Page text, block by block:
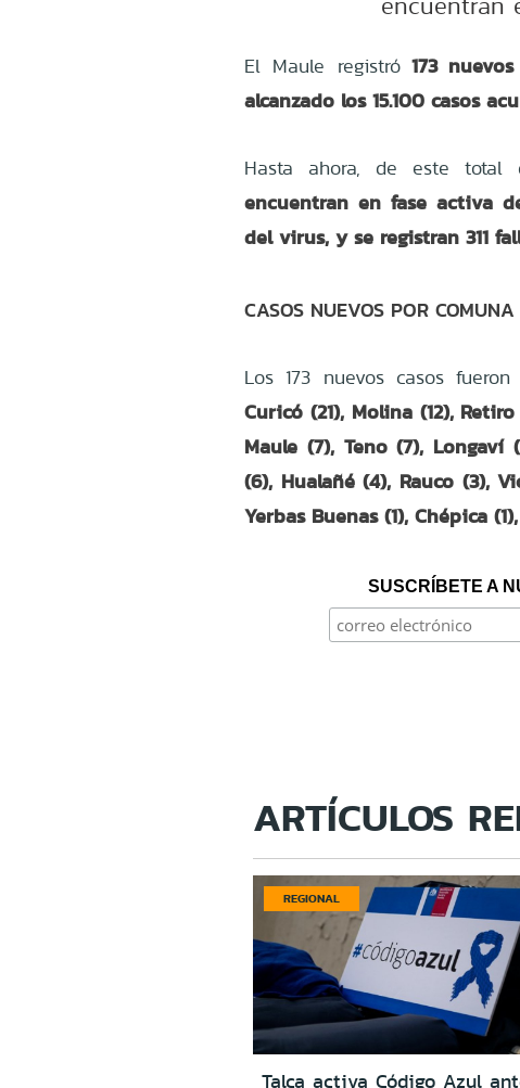
El Maule registró173
alcanzado los 15.100 casos
Hasta ahora, de este total
encuentran en fase activa
del virus, y se registran 311
CASOS NUEVOS POR COMUNA
Los 173 nuevos casos
Curicó (21), Molina (12),
Maule (7), Teno (7), Longaví
(6), Hualañé (4), Rauco (3),
Yerbas Buenas (1), Chépica
SUSCRÍBETE A
ARTÍCULOS
REGIONAL
Talca activa Código Azul